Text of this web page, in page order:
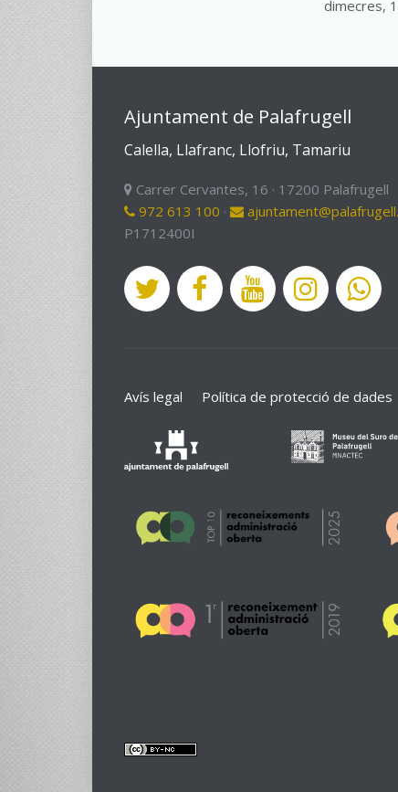
dimecres,
Ajuntament de Palafrugell
Calella, Llafranc, Llofriu, Tamariu
Carrer Cervantes, 16 · 17200 Palafrugell
972 613 100 ·
P1712400I
Avís legal Política de protecció de dades